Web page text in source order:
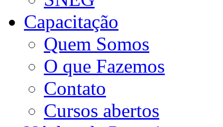
Capacitação
Quem Somos
O que Fazemos
Contato
Cursos abertos